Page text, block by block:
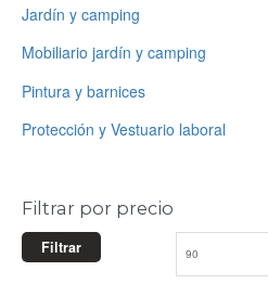
Jardín y camping
Mobiliario jardín y camping
Pintura y barnices
Protección y Vestuario laboral
Filtrar por precio
i
o
Filtrar